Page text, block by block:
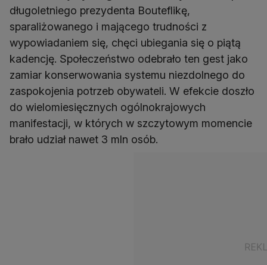
długoletniego prezydenta Bouteflikę,
sparaliżowanego i mającego trudności z
wypowiadaniem się, chęci ubiegania się o piątą
kadencję. Społeczeństwo odebrało ten gest jako
zamiar konserwowania systemu niezdolnego do
zaspokojenia potrzeb obywateli. W efekcie doszło
do wielomiesięcznych ogólnokrajowych
manifestacji, w których w szczytowym momencie
brało udział nawet 3 mln osób.